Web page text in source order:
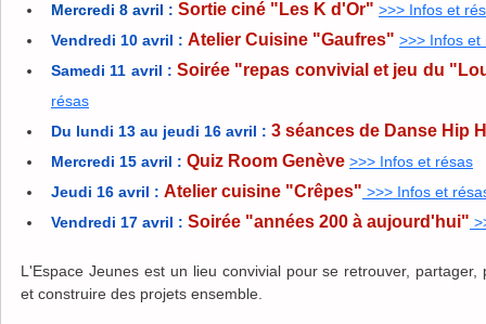
Mercredi 8 avril : Sortie ciné "Les K d'Or" >>> Infos et
Vendredi 10 avril : Atelier Cuisine "Gaufres" >>> Infos et
Samedi 11 avril : Soirée "repas convivial et jeu du
résas
Du lundi 13 au jeudi 16 avril : 3 séances de Danse Hip
Mercredi 15 avril : Quiz Room Genève >>> Infos et résas
Jeudi 16 avril : Atelier cuisine "Crêpes" >>> Infos et
Vendredi 17 avril : Soirée "années 200 à aujourd'hui"
L'Espace Jeunes est un lieu convivial pour se retrouver, partager,
et construire des projets ensemble.